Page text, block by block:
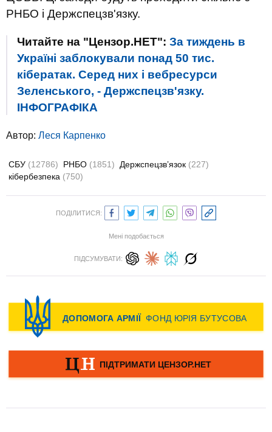
РНБО і Держспецзв'язку.
Читайте на "Цензор.НЕТ": За тиждень в
Україні заблокували понад 50 тис.
кібератак. Серед них і вебресурси
Зеленського, - Держспецзв'язку.
ІНФОГРАФІКА
Автор: Леся Карпенко
СБУ (12786) РНБО (1851) Держспецзв’язок (227)
кібербезпека (750)
ПОДІЛИТИСЯ:
Мені подобається
ПІДСУМУВАТИ: